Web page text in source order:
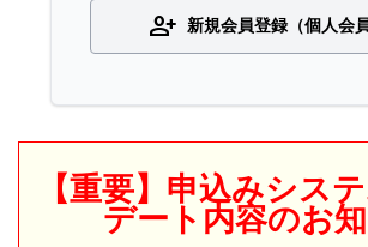
person_add 新規会員登録（個人会員
【重要】申込みシス
デート内容のお